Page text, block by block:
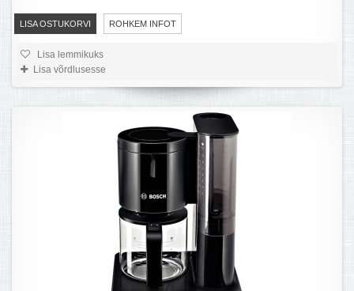
LISA OSTUKORVI ROHKEM INFOT
Lisa lemmikuks
Lisa võrdlusesse